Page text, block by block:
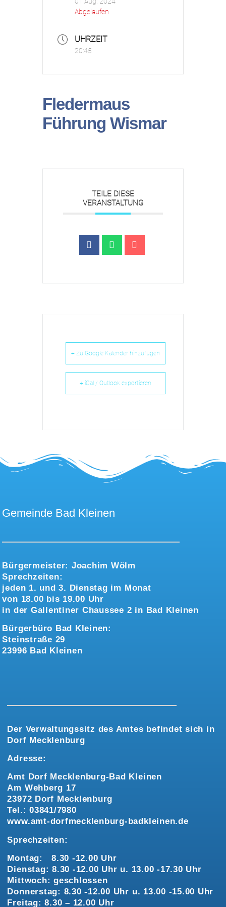
Abgelaufen
UHRZEIT
20:45
Fledermaus
Führung Wismar
TEILE DIESE
VERANSTALTUNG
+ Zu Google Kalender hinzufügen
+ iCal / Outlook exportieren
Gemeinde Bad Kleinen
Bürgermeister: Joachim Wölm
Sprechzeiten:
jeden 1. und 3. Dienstag im Monat
von 18.00 bis 19.00 Uhr
in der Gallentiner Chaussee 2 in Bad Kleinen
Bürgerbüro Bad Kleinen:
Steinstraße 29
23996 Bad Kleinen
Der Verwaltungssitz des Amtes befindet sich in
Dorf Mecklenburg
Adresse:
Amt Dorf Mecklenburg-Bad Kleinen
Am Wehberg 17
23972 Dorf Mecklenburg
Tel.: 03841/7980
www.amt-dorfmecklenburg-badkleinen.de
Sprechzeiten:
Montag: 8.30 -12.00 Uhr
Dienstag: 8.30 -12.00 Uhr u. 13.00 -17.30 Uhr
Mittwoch: geschlossen
Donnerstag: 8.30 -12.00 Uhr u. 13.00 -15.00 Uhr
Freitag: 8.30 – 12.00 Uhr